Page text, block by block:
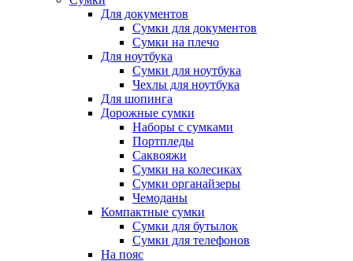
Для документов
Сумки для документов
Сумки на плечо
Для ноутбука
Сумки для ноутбука
Чехлы для ноутбука
Для шопинга
Дорожные сумки
Наборы с сумками
Портпледы
Саквояжи
Сумки на колесиках
Сумки органайзеры
Чемоданы
Компактные сумки
Сумки для бутылок
Сумки для телефонов
На пояс